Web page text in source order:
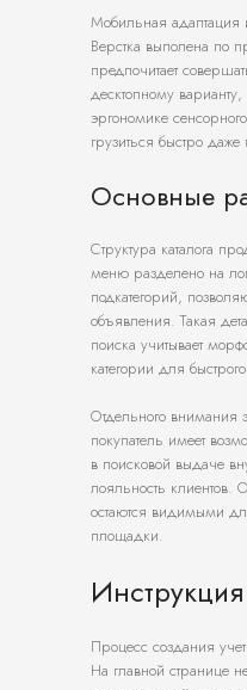
Мобильная адаптация
Верстка выполена по
предпочитает
десктопному
эргономике
грузиться быстро
Основные
Структура каталога
меню разделено на
подкатегорий,
объявления. Такая
поиска учитывает
категории для
Отдельного внимания
покупатель имеет
в поисковой выдаче
лояльность клиентов.
остаются видимыми
площадки.
Процесс создания
На главной странице